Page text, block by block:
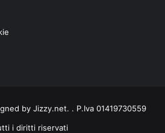
by Jizzy.net. . P.Iva 01419730559
i diritti riservati